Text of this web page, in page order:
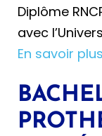
Diplôme
avec
En savoir